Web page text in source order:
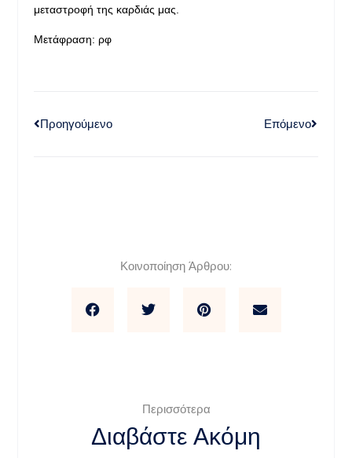
μεταστροφή της καρδιάς μας.
Μετάφραση: ρφ
Προηγούμενο Επόμενο
Κοινοποίηση Άρθρου:
Περισσότερα
Διαβάστε Ακόμη